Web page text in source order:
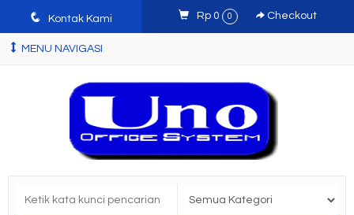
q Kontak Kami Rp 0 0 Checkout
MENU NAVIGASI